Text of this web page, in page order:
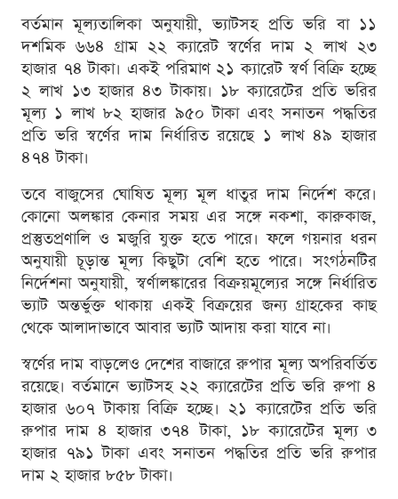
বর্তমান মূল্যতালিকা অনুযায়ী, ভ্যাটসহ প্রতি ভরি বা ১১
দশমিক ৬৬৪ গ্রাম ২২ ক্যারেট স্বর্ণের দাম ২ লাখ ২৩
হাজার ৭৪ টাকা। একই পরিমাণ ২১ ক্যারেট স্বর্ণ বিক্রি হচ্ছে
২ লাখ ১৩ হাজার ৪৩ টাকায়। ১৮ ক্যারেটের প্রতি ভরির
মূল্য ১ লাখ ৮২ হাজার ৯৫০ টাকা এবং সনাতন পদ্ধতির
প্রতি ভরি স্বর্ণের দাম নির্ধারিত রয়েছে ১ লাখ ৪৯ হাজার
৪৭৪ টাকা।
তবে বাজুসের ঘোষিত মূল্য মূল ধাতুর দাম নির্দেশ করে।
কোনো অলঙ্কার কেনার সময় এর সঙ্গে নকশা, কারুকাজ,
প্রস্তুতপ্রণালি ও মজুরি যুক্ত হতে পারে। ফলে গয়নার ধরন
অনুযায়ী চূড়ান্ত মূল্য কিছুটা বেশি হতে পারে। সংগঠনটির
নির্দেশনা অনুযায়ী, স্বর্ণালঙ্কারের বিক্রয়মূল্যের সঙ্গে নির্ধারিত
ভ্যাট অন্তর্ভুক্ত থাকায় একই বিক্রয়ের জন্য গ্রাহকের কাছ
থেকে আলাদাভাবে আবার ভ্যাট আদায় করা যাবে না।
স্বর্ণের দাম বাড়লেও দেশের বাজারে রুপার মূল্য অপরিবর্তিত
রয়েছে। বর্তমানে ভ্যাটসহ ২২ ক্যারেটের প্রতি ভরি রুপা ৪
হাজার ৬০৭ টাকায় বিক্রি হচ্ছে। ২১ ক্যারেটের প্রতি ভরি
রুপার দাম ৪ হাজার ৩৭৪ টাকা, ১৮ ক্যারেটের মূল্য ৩
হাজার ৭৯১ টাকা এবং সনাতন পদ্ধতির প্রতি ভরি রুপার
দাম ২ হাজার ৮৫৮ টাকা।